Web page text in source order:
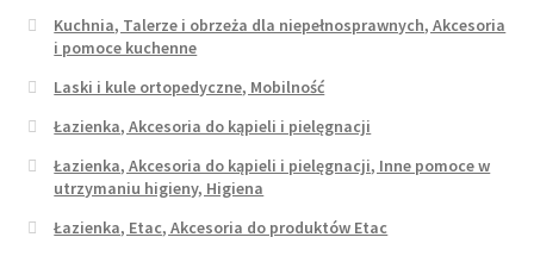
Kuchnia, Talerze i obrzeża dla niepełnosprawnych, Akcesoria
i pomoce kuchenne
Laski i kule ortopedyczne, Mobilność
Łazienka, Akcesoria do kąpieli i pielęgnacji
Łazienka, Akcesoria do kąpieli i pielęgnacji, Inne pomoce w
utrzymaniu higieny, Higiena
Łazienka, Etac, Akcesoria do produktów Etac